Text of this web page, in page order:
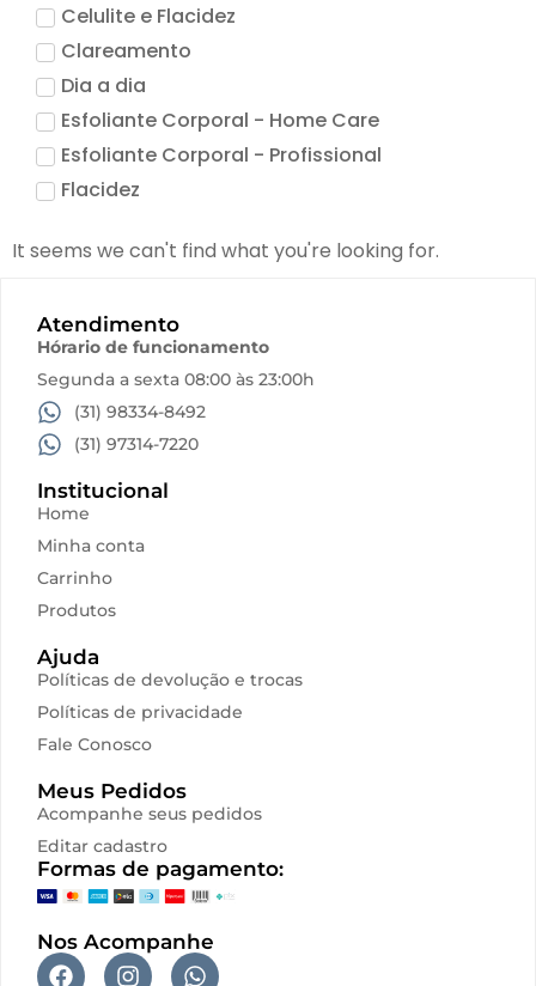
Lançamentos
Celulite e Flacidez
Clareamento
Dia a dia
Esfoliante Corporal - Home Care
Esfoliante Corporal - Profissional
Flacidez
Higienização e Esfoliação
Linha Terapia Capilar
Máscara
Pele Sensivel
Pro Vegetal
Vitta
It seems we can't find what you're looking for.
Atendimento
Hórario de funcionamento
Segunda a sexta 08:00 às 23:00h
(31) 98334-8492
(31) 97314-7220
Institucional
Home
Minha conta
Carrinho
Produtos
Ajuda
Políticas de devolução e trocas
Políticas de privacidade
Fale Conosco
Meus Pedidos
Acompanhe seus pedidos
Editar cadastro
Formas de pagamento:
Nos Acompanhe